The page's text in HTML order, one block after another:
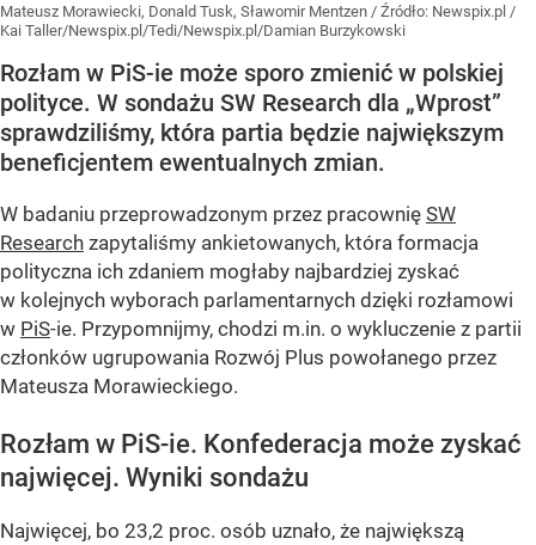
Mateusz Morawiecki, Donald Tusk, Sławomir Mentzen / Źródło: Newspix.pl /
Kai Taller/Newspix.pl/Tedi/Newspix.pl/Damian Burzykowski
Rozłam w PiS-ie może sporo zmienić w polskiej
polityce. W sondażu SW Research dla „Wprost”
sprawdziliśmy, która partia będzie największym
beneficjentem ewentualnych zmian.
W badaniu przeprowadzonym przez pracownię SW
Research zapytaliśmy ankietowanych, która formacja
polityczna ich zdaniem mogłaby najbardziej zyskać
w kolejnych wyborach parlamentarnych dzięki rozłamowi
w PiS-ie. Przypomnijmy, chodzi m.in. o wykluczenie z partii
członków ugrupowania Rozwój Plus powołanego przez
Mateusza Morawieckiego.
Rozłam w PiS-ie. Konfederacja może zyskać
najwięcej. Wyniki sondażu
Najwięcej, bo 23,2 proc. osób uznało, że największą